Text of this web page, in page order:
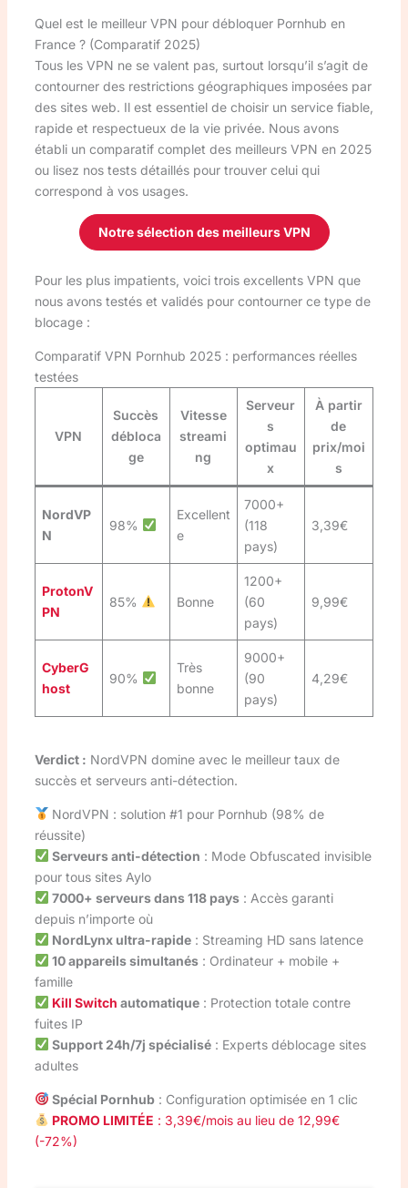
Quel est le meilleur VPN pour débloquer Pornhub en
France ? (Comparatif 2025)
Tous les VPN ne se valent pas, surtout lorsqu’il s’agit de
contourner des restrictions géographiques imposées par
des sites web. Il est essentiel de choisir un service fiable,
rapide et respectueux de la vie privée. Nous avons
établi un comparatif complet des meilleurs VPN en 2025
ou lisez nos tests détaillés pour trouver celui qui
correspond à vos usages.
Notre sélection des meilleurs VPN
Pour les plus impatients, voici trois excellents VPN que
nous avons testés et validés pour contourner ce type de
blocage :
Comparatif VPN Pornhub 2025 : performances réelles
testées
VPN
Succès
débloca
ge
Vitesse
streami
ng
Serveur
s
optimau
x
À partir
de
prix/moi
s
NordVP
N
98%
Excellent
e
7000+
(118
pays)
3,39€
ProtonV
PN
85% Bonne
1200+
(60
pays)
9,99€
CyberG
host
90%
Très
bonne
9000+
(90
pays)
4,29€
Verdict : NordVPN domine avec le meilleur taux de
succès et serveurs anti-détection.
NordVPN : solution #1 pour Pornhub (98% de
réussite)
Serveurs anti-détection : Mode Obfuscated invisible
pour tous sites Aylo
7000+ serveurs dans 118 pays : Accès garanti
depuis n’importe où
NordLynx ultra-rapide : Streaming HD sans latence
10 appareils simultanés : Ordinateur + mobile +
famille
Kill Switch automatique : Protection totale contre
fuites IP
Support 24h/7j spécialisé : Experts déblocage sites
adultes
Spécial Pornhub : Configuration optimisée en 1 clic
PROMO LIMITÉE : 3,39€/mois au lieu de 12,99€
(-72%)